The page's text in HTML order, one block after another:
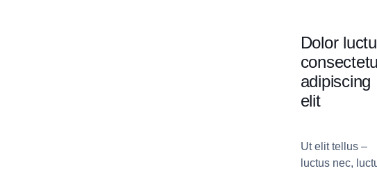
Dolor
adipiscing
elit
Ut elit tellus –
luctus nec,